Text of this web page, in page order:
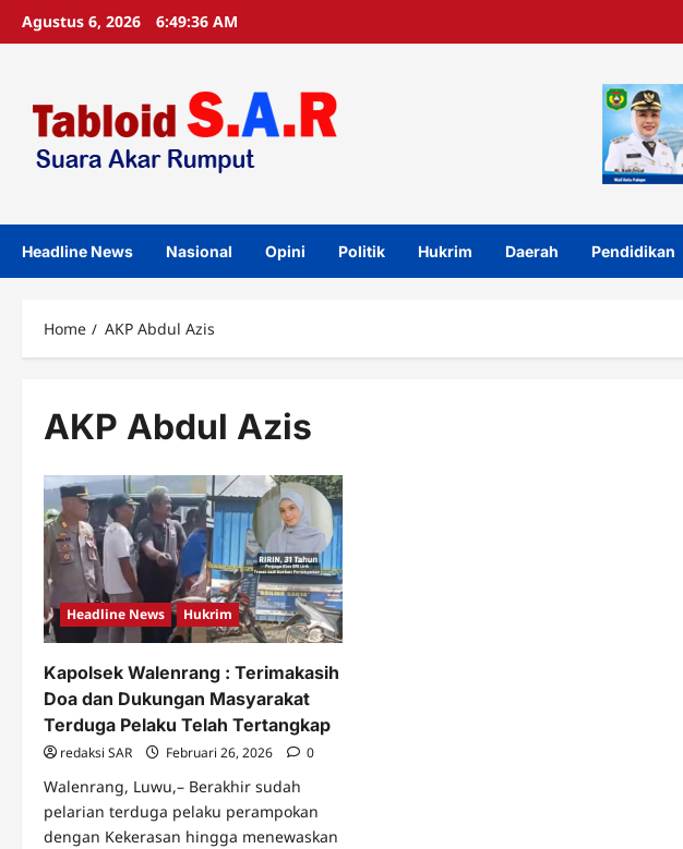
Agustus 6, 2026 6:49:37 AM
Headline News Nasional Opini Politik Hukrim Daerah Pendidikan
Home AKP Abdul Azis
AKP Abdul Azis
Headline News Hukrim
Kapolsek Walenrang : Terimakasih
Doa dan Dukungan Masyarakat
Terduga Pelaku Telah Tertangkap
redaksi SAR Februari 26, 2026 0
Walenrang, Luwu,– Berakhir sudah
pelarian terduga pelaku perampokan
dengan Kekerasan hingga menewaskan